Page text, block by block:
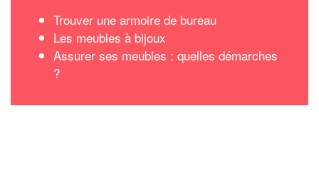
Trouver une armoire de bureau
Les meubles à bijoux
Assurer ses meubles : quelles démarches
?